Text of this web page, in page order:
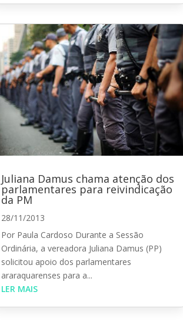
Juliana Damus chama atenção dos
parlamentares para reivindicação
da PM
28/11/2013
Por Paula Cardoso Durante a Sessão
Ordinária, a vereadora Juliana Damus (PP)
solicitou apoio dos parlamentares
araraquarenses para a...
LER MAIS